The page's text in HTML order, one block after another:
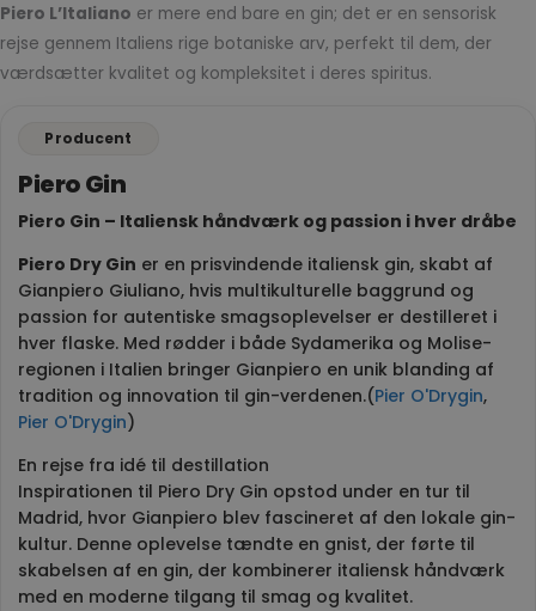
Piero L’Italiano er mere end bare en gin; det er en sensorisk
rejse gennem Italiens rige botaniske arv, perfekt til dem, der
værdsætter kvalitet og kompleksitet i deres spiritus.
Producent
Piero Gin
Piero Gin – Italiensk håndværk og passion i hver dråbe
Piero Dry Gin er en prisvindende italiensk gin, skabt af
Gianpiero Giuliano, hvis multikulturelle baggrund og
passion for autentiske smagsoplevelser er destilleret i
hver flaske. Med rødder i både Sydamerika og Molise-
regionen i Italien bringer Gianpiero en unik blanding af
tradition og innovation til gin-verdenen.(Pier O'Drygin,
Pier O'Drygin)
En rejse fra idé til destillation
Inspirationen til Piero Dry Gin opstod under en tur til
Madrid, hvor Gianpiero blev fascineret af den lokale gin-
kultur. Denne oplevelse tændte en gnist, der førte til
skabelsen af en gin, der kombinerer italiensk håndværk
med en moderne tilgang til smag og kvalitet.